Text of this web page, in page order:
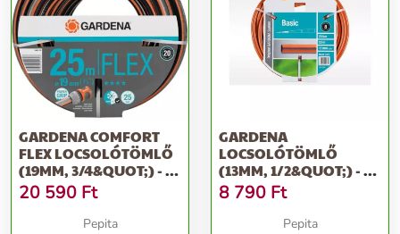
GARDENA COMFORT
FLEX LOCSOLÓTÖMLŐ
(19MM, 3/4&QUOT;) - 25
MÉTER
20 590 Ft
Pepita
GARDENA
LOCSOLÓTÖMLŐ
(13MM, 1/2&QUOT;) - 20
MÉTER
8 790 Ft
Pepita